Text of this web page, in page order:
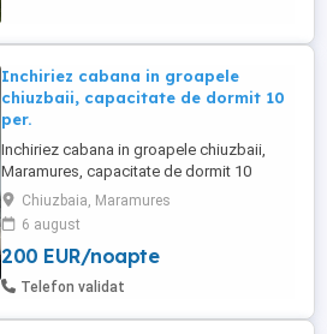
Inchiriez cabana in groapele
chiuzbaii, capacitate de dormit 10
per.
Inchiriez cabana in groapele chiuzbaii,
Maramures, capacitate de dormit 10
persoane, 2 bai, foisor si grill, zona foarte
linistita perfecta pentru relaxare si plimbari
in natura.
Chiuzbaia, Maramures
6 august
200 EUR/noapte
Telefon validat